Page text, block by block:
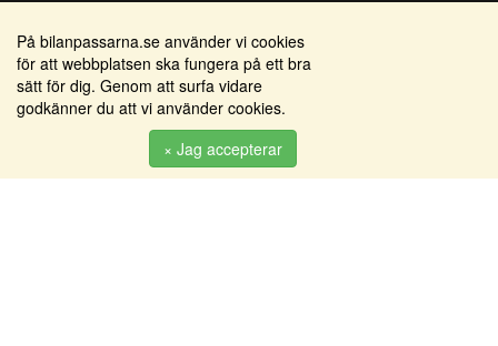
Bilanpassarna
Smedjegatan 22
352 46 Växjö
info@bilanpassarna.se
Områden
Alkomätare / alkolås
Elprodukter
Serviceinredningar
Tillbehörs artiklar
På bilanpassarna.se använder vi cookies
för att webbplatsen ska fungera på ett bra
sätt för dig. Genom att surfa vidare
godkänner du att vi använder cookies.
× Jag accepterar